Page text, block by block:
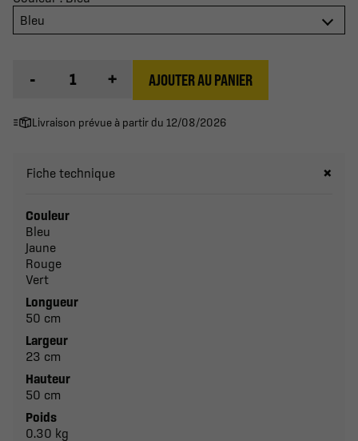
Bleu
- + AJOUTER AU PANIER
Livraison prévue à partir du 12/08/2026
Fiche technique
Couleur
Bleu
Jaune
Rouge
Vert
Longueur
50 cm
Largeur
23 cm
Hauteur
50 cm
Poids
0.30 kg